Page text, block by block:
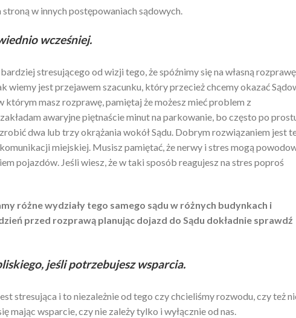
w innych postępowaniach sądowych.
wcześniej.
stresującego od wizji tego, że spóźnimy się na własną rozprawę
wiemy jest przejawem szacunku, który przecież chcemy okazać
którym masz rozprawę, pamiętaj że możesz mieć problem z
awaryjne piętnaście minut na parkowanie, bo często po
dwa lub trzy okrążania wokół Sądu. Dobrym rozwiązaniem jest
miejskiej. Musisz pamiętać, że nerwy i stres mogą
pojazdów. Jeśli wiesz, że w taki sposób reagujesz na stres poproś
różne wydziały tego samego sądu w różnych budynkach i
przed rozprawą planując dojazd do Sądu dokładnie sprawdź
jeśli potrzebujesz wsparcia.
stresująca i to niezależnie od tego czy chcieliśmy rozwodu, czy też
mając wsparcie, czy nie zależy tylko i wyłącznie od nas.